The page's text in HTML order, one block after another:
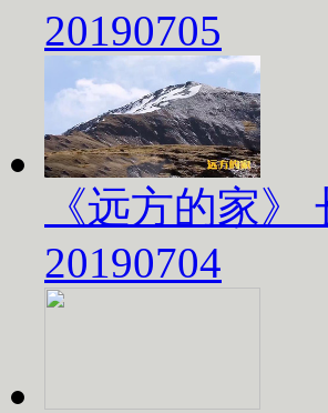
20190705
《远方的家
20190704